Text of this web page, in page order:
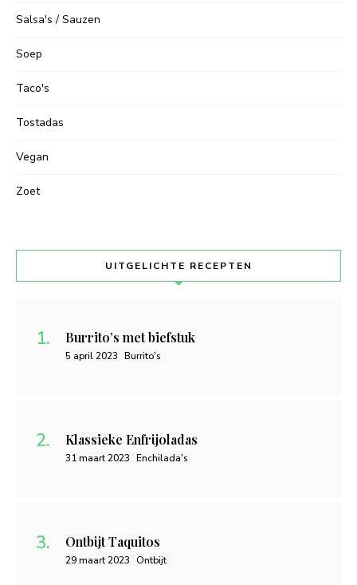
Salsa's / Sauzen
Soep
Taco's
Tostadas
Vegan
Zoet
UITGELICHTE RECEPTEN
Burrito’s met biefstuk
5 april 2023 Burrito's
Klassieke Enfrijoladas
31 maart 2023 Enchilada's
Ontbijt Taquitos
29 maart 2023 Ontbijt